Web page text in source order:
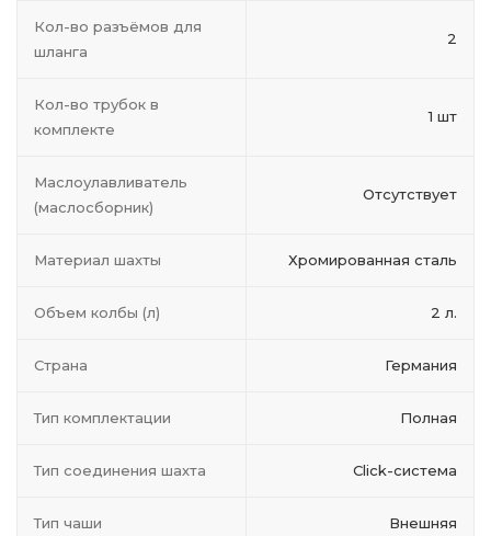
Кол-во разъёмов для
шланга
2
Кол-во трубок в
комплекте
1 шт
Маслоулавливатель
(маслосборник)
Отсутствует
Материал шахты Хромированная сталь
Объем колбы (л) 2 л.
Страна Германия
Тип комплектации Полная
Тип соединения шахта Click-система
Тип чаши Внешняя